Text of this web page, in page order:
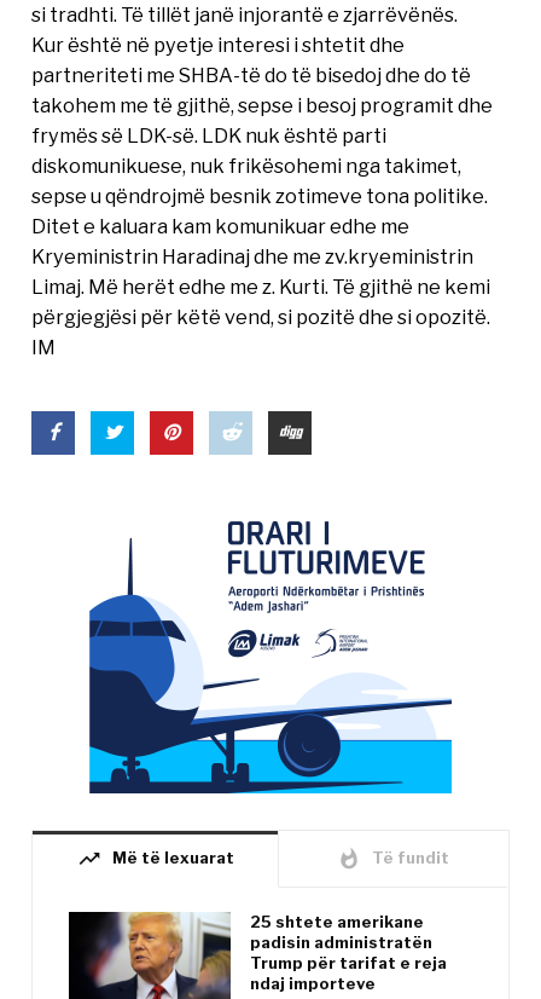
si tradhti. Të tillët janë injorantë e zjarrëvënës.
Kur është në pyetje interesi i shtetit dhe
partneriteti me SHBA-të do të bisedoj dhe do të
takohem me të gjithë, sepse i besoj programit dhe
frymës së LDK-së. LDK nuk është parti
diskomunikuese, nuk frikësohemi nga takimet,
sepse u qëndrojmë besnik zotimeve tona politike.
Ditet e kaluara kam komunikuar edhe me
Kryeministrin Haradinaj dhe me zv.kryeministrin
Limaj. Më herët edhe me z. Kurti. Të gjithë ne kemi
përgjegjësi për këtë vend, si pozitë dhe si opozitë.
IM
trending_up Më të lexuarat whatshot Të fundit
25 shtete amerikane
padisin administratën
Trump për tarifat e reja
ndaj importeve